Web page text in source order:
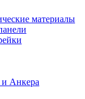
материалы
и Анкера